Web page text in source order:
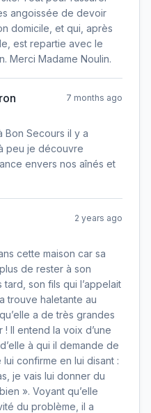
angoissée de devoir
domicile, et qui, après
est repartie avec le
Merci Madame Noulin.
7 months ago
Bon Secours il y a
peu je découvre
envers nos aînés et
2 years ago
cette maison car sa
de rester à son
son fils qui l’appelait
trouve haletante au
a de très grandes
Il entend la voix d’une
à qui il demande de
confirme en lui disant :
je vais lui donner du
». Voyant qu’elle
du problème, il a